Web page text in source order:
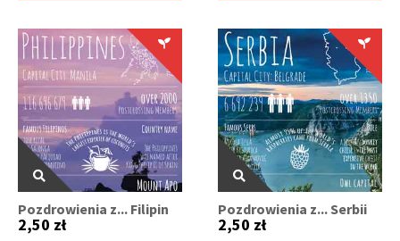
Pozdrowienia z... Filipin
2,50 zł
Pozdrowienia z... Serbii
2,50 zł